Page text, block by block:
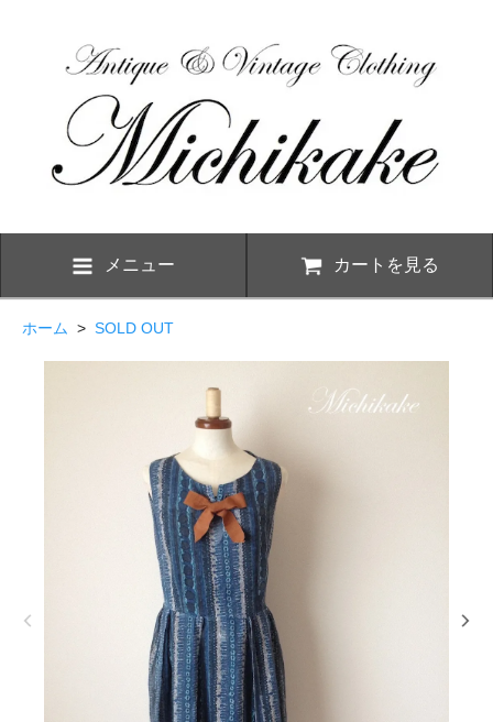
メニュー カートを見る
ホーム > SOLD OUT